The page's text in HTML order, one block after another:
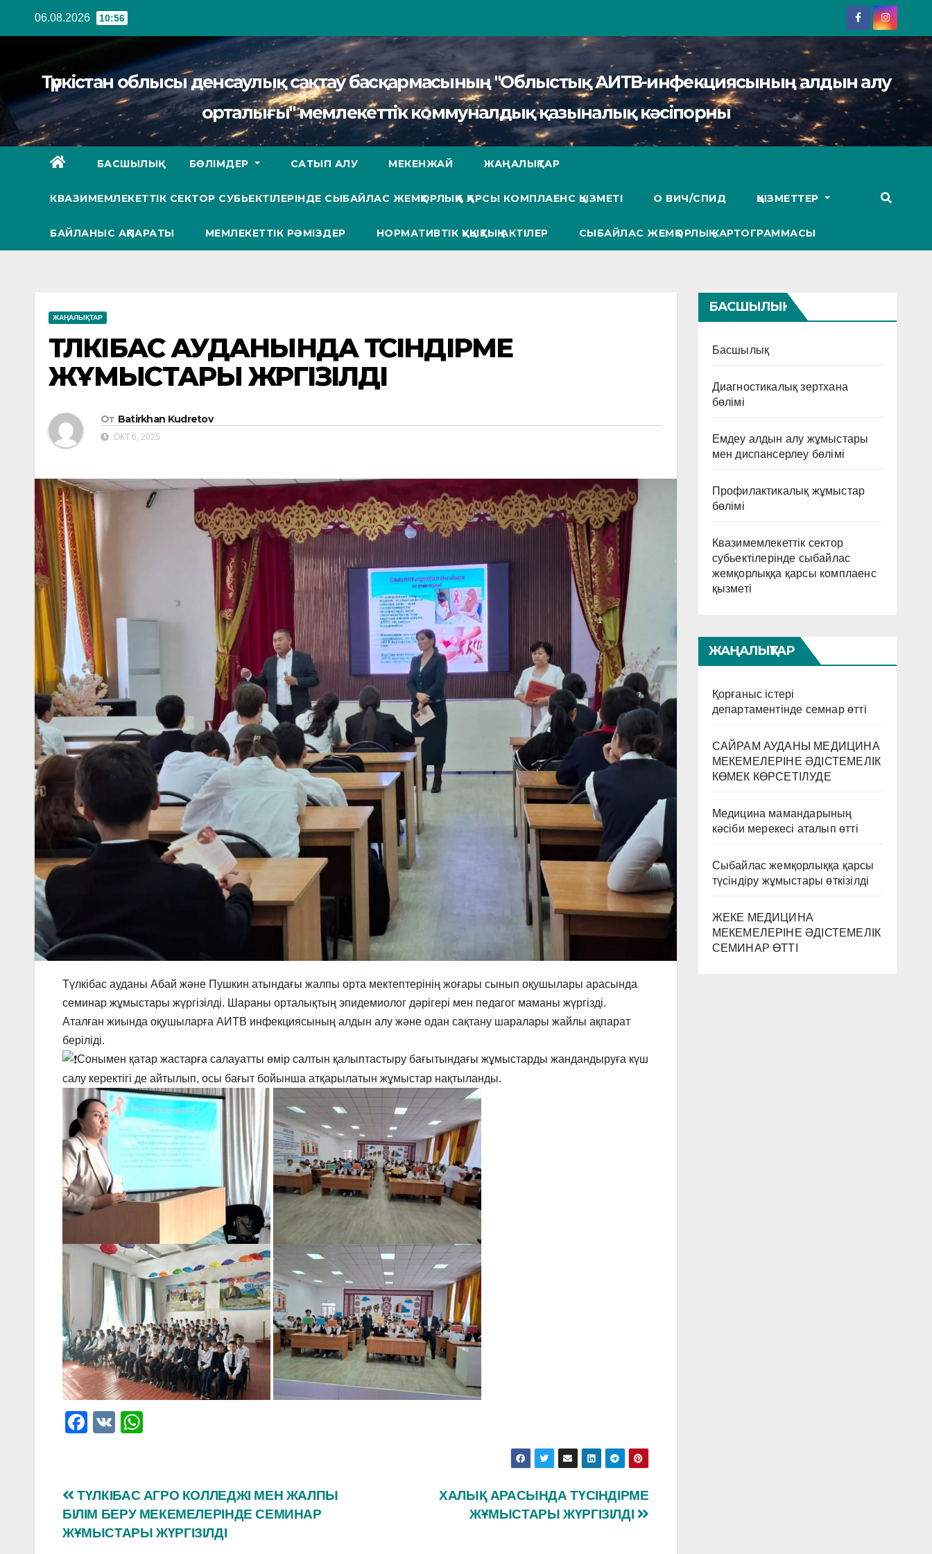
06.08.2026 10:56
Түркістан облысы денсаулық сақтау басқармасының "Облыстық АИТВ-инфекциясының алдын алу
орталығы" мемлекеттік коммуналдық қазыналық кәсіпорны
БАСШЫЛЫҚ БӨЛІМДЕР САТЫП АЛУ МЕКЕНЖАЙ ЖАҢАЛЫҚТАР
КВАЗИМЕМЛЕКЕТТІК СЕКТОР СУБЬЕКТІЛЕРІНДЕ СЫБАЙЛАС ЖЕМҚОРЛЫҚҚА ҚАРСЫ КОМПЛАЕНС ҚЫЗМЕТІ О ВИЧ/СПИД ҚЫЗМЕТТЕР
БАЙЛАНЫС АҚПАРАТЫ МЕМЛЕКЕТТІК РӘМІЗДЕР НОРМАТИВТІК ҚҰҚЫҚТЫҚ АКТІЛЕР СЫБАЙЛАС ЖЕМҚОРЛЫҚ КАРТОГРАММАСЫ
ЖАҢАЛЫҚТАР
ТҮЛКІБАС АУДАНЫНДА ТҮСІНДІРМЕ
ЖҰМЫСТАРЫ ЖҮРГІЗІЛДІ
От Batirkhan Kudretov
ОКТ 6, 2025
Түлкібас ауданы Абай және Пушкин атындағы жалпы орта мектептерінің жоғары сынып оқушылары арасында
семинар жұмыстары жүргізілді. Шараны орталықтың эпидемиолог дәрігері мен педагог маманы жүргізді.
Аталған жиында оқушыларға АИТВ инфекциясының алдын алу және одан сақтану шаралары жайлы ақпарат
беріліді.
Сонымен қатар жастарға салауатты өмір салтын қалыптастыру бағытындағы жұмыстарды жандандыруға күш
салу керектігі де айтылып, осы бағыт бойынша атқарылатын жұмыстар нақтыланды.
F
e
b
o
V
s
A
p
Навигация
по
ХАЛЫҚ АРАСЫНДА ТҮСІНДІРМЕ
ЖҰМЫСТАРЫ ЖҮРГІЗІЛДІ
ТҮЛКІБАС АГРО КОЛЛЕДЖІ МЕН ЖАЛПЫ
БІЛІМ БЕРУ МЕКЕМЕЛЕРІНДЕ СЕМИНАР
ЖҰМЫСТАРЫ ЖҮРГІЗІЛДІ
БАСШЫЛЫҚ
Басшылық
Диагностикалық зертхана
бөлімі
Емдеу алдын алу жұмыстары
мен диспансерлеу бөлімі
Профилактикалық жұмыстар
бөлімі
Квазимемлекеттік сектор
субьектілерінде сыбайлас
жемқорлыққа қарсы комплаенс
қызметі
ЖАҢАЛЫҚТАР
Қорғаныс істері
департаментінде семнар өтті
САЙРАМ АУДАНЫ МЕДИЦИНА
МЕКЕМЕЛЕРІНЕ ӘДІСТЕМЕЛІК
КӨМЕК КӨРСЕТІЛУДЕ
Медицина мамандарының
кәсіби мерекесі аталып өтті
Сыбайлас жемқорлыққа қарсы
түсіндіру жұмыстары өткізілді
ЖЕКЕ МЕДИЦИНА
МЕКЕМЕЛЕРІНЕ ӘДІСТЕМЕЛІК
СЕМИНАР ӨТТІ